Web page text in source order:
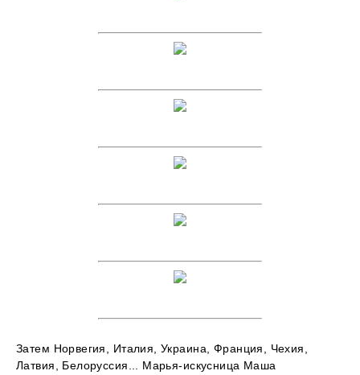
Затем Норвегия, Италия, Украина, Франция, Чехия,
Латвия, Белоруссия... Марья-искусница Маша